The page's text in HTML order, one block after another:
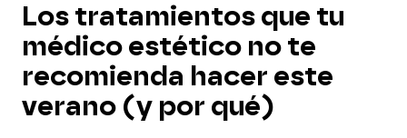
Los tratamientos que tu
médico estético no te
recomienda hacer este
verano (y por qué)